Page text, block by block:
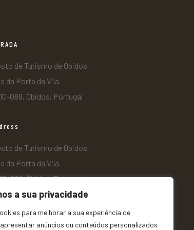
a sua privacidade
para melhorar a sua experiência de
anúncios ou conteúdos personalizados
de Turismo de Óbidos
da Porta da Vila
089, Óbidos, Portugal
de Turismo de Óbidos
da Porta da Vila
089, Óbidos, Portugal